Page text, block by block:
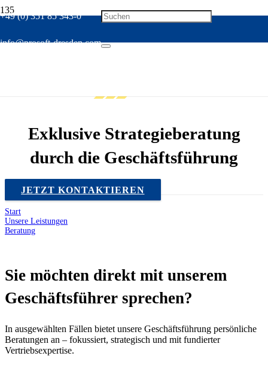
+49 (0) 351 85 343-0
info@prosoft-dresden.com
Exklusive Strategieberatung
durch die Geschäftsführung
JETZT KONTAKTIEREN
Start
Unsere Leistungen
Beratung
Sie möchten direkt mit unserem
Geschäftsführer sprechen?
In ausgewählten Fällen bietet unsere Geschäftsführung persönliche
Beratungen an – fokussiert, strategisch und mit fundierter
Vertriebsexpertise.